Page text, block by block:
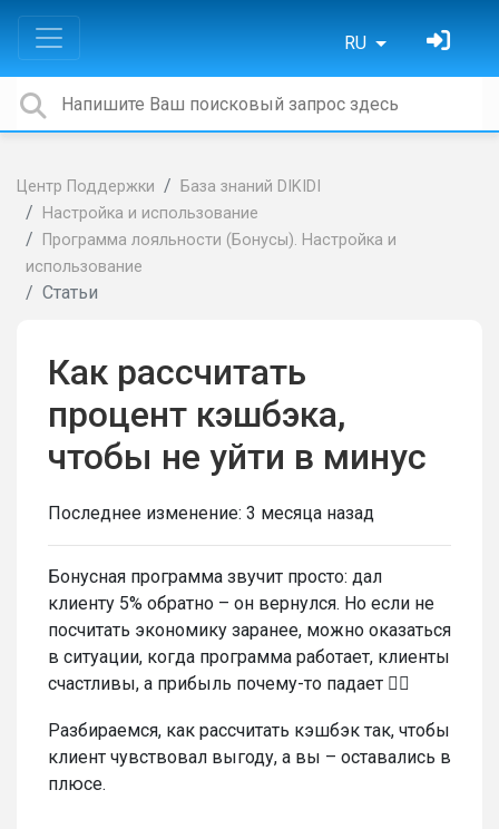
RU
Центр Поддержки
База знаний DIKIDI
Настройка и использование
Программа лояльности (Бонусы). Настройка и
использование
Статьи
Как рассчитать
процент кэшбэка,
чтобы не уйти в минус
Последнее изменение: 3 месяца назад
Бонусная программа звучит просто: дал
клиенту 5% обратно – он вернулся. Но если не
посчитать экономику заранее, можно оказаться
в ситуации, когда программа работает, клиенты
счастливы, а прибыль почему-то падает 🤷‍♀️
Разбираемся, как рассчитать кэшбэк так, чтобы
клиент чувствовал выгоду, а вы – оставались в
плюсе.